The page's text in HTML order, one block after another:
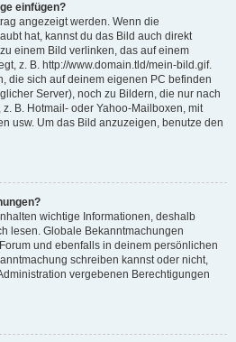
einfügen?
angezeigt werden. Wenn die
hat, kannst du das Bild auch direkt
einem Bild verlinken, das auf einem
z. B. http://www.domain.tld/mein-bild.gif.
die sich auf deinem eigenen PC befinden
Server), noch zu Bildern, die nur nach
B. Hotmail- oder Yahoo-Mailboxen, mit
usw. Um das Bild anzuzeigen, benutze den
wichtige Informationen, deshalb
lesen. Globale Bekanntmachungen
und ebenfalls in deinem persönlichen
schreiben kannst oder nicht,
vergebenen Berechtigungen